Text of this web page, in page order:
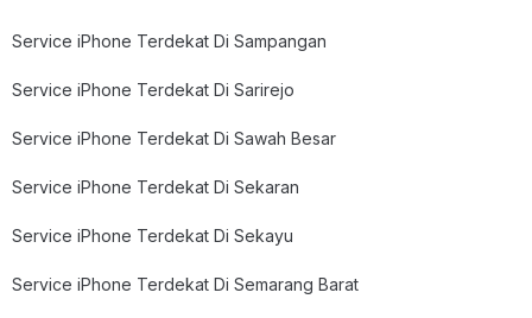
Service iPhone Terdekat Di Sampangan
Service iPhone Terdekat Di Sarirejo
Service iPhone Terdekat Di Sawah Besar
Service iPhone Terdekat Di Sekaran
Service iPhone Terdekat Di Sekayu
Service iPhone Terdekat Di Semarang Barat